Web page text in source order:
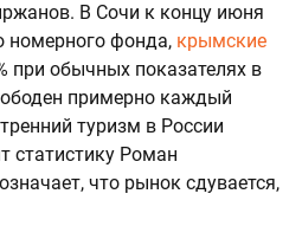
В Сочи к концу июня
номерного фонда, крымские
при обычных показателях в
примерно каждый
туризм в России
статистику Роман
что рынок сдувается,